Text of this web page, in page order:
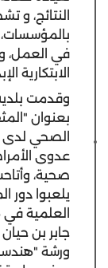
النتائج، و
بالمؤسسات،
في العمل،
الابتكارية
وقدمت
بعنوان
الصحي لدى
عدوى
صحية،
يلعبوا دور
العلمية في
جابر بن
ورشة "هندسة